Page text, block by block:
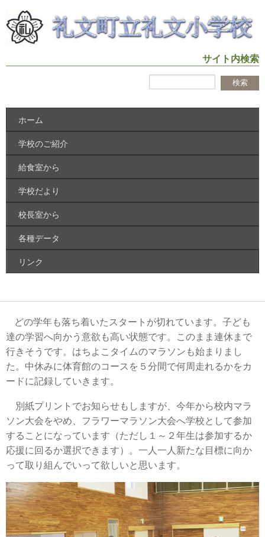
サイト内検索
ホーム
学校のご紹介
給食室から
学校だより
校長室から
各種データ
リンク
どの学年も落ち着いたスタートが切れています。子ども
達の学習へ向かう意欲も高い状態です。このまま連休まで
行きそうです。はちよこタイムのマラソンも始まりまし
た。中休みに体育館のコースを５分間で何周走れるかをカ
ードに記録していきます。
別紙プリントでお知らせもしますが、今年から校内マラ
ソン大会をやめ、フラワーマラソン大会へ学校として参加
することになっています（ただし１～２年生は参加するか
応援に回るか選択できます）。一人一人新たな目標に向か
って取り組んでいって欲しいと思います。